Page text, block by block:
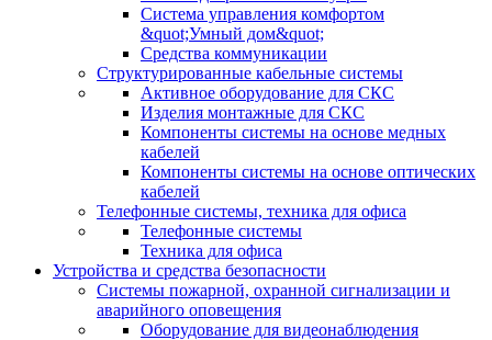
Система управления комфортом
&quot;Умный дом&quot;
Средства коммуникации
Структурированные кабельные системы
Активное оборудование для СКС
Изделия монтажные для СКС
Компоненты системы на основе медных
кабелей
Компоненты системы на основе оптических
кабелей
Телефонные системы, техника для офиса
Телефонные системы
Техника для офиса
Устройства и средства безопасности
Системы пожарной, охранной сигнализации и
аварийного оповещения
Оборудование для видеонаблюдения